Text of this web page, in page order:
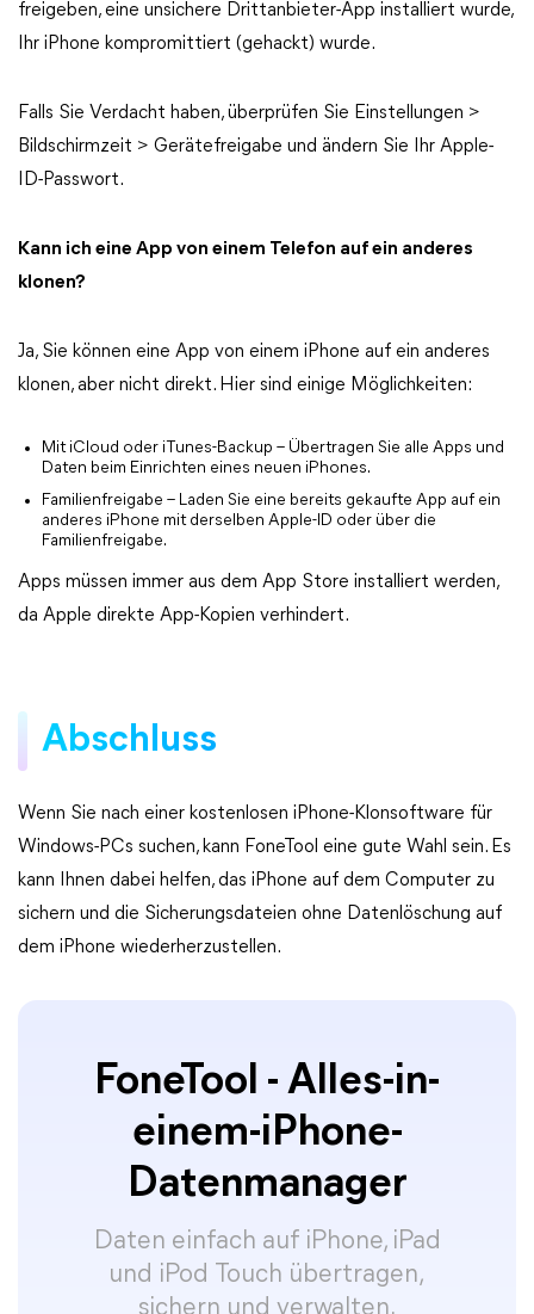
freigeben, eine unsichere Drittanbieter-App installiert wurde,
Ihr iPhone kompromittiert (gehackt) wurde.
Falls Sie Verdacht haben, überprüfen Sie Einstellungen >
Bildschirmzeit > Gerätefreigabe und ändern Sie Ihr Apple-
ID-Passwort.
Kann ich eine App von einem Telefon auf ein anderes
klonen?
Ja, Sie können eine App von einem iPhone auf ein anderes
klonen, aber nicht direkt. Hier sind einige Möglichkeiten:
Mit iCloud oder iTunes-Backup – Übertragen Sie alle Apps und
Daten beim Einrichten eines neuen iPhones.
Familienfreigabe – Laden Sie eine bereits gekaufte App auf ein
anderes iPhone mit derselben Apple-ID oder über die
Familienfreigabe.
Apps müssen immer aus dem App Store installiert werden,
da Apple direkte App-Kopien verhindert.
Abschluss
Wenn Sie nach einer kostenlosen iPhone-Klonsoftware für
Windows-PCs suchen, kann FoneTool eine gute Wahl sein. Es
kann Ihnen dabei helfen, das iPhone auf dem Computer zu
sichern und die Sicherungsdateien ohne Datenlöschung auf
dem iPhone wiederherzustellen.
FoneTool - Alles-in-
einem-iPhone-
Datenmanager
Daten einfach auf iPhone, iPad
und iPod Touch übertragen,